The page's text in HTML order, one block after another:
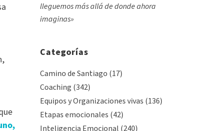
lleguemos más allá de donde ahora
imaginas»
Categorías
Camino de Santiago (17)
Coaching (342)
Equipos y Organizaciones vivas (136)
Etapas emocionales (42)
Inteligencia Emocional (240)